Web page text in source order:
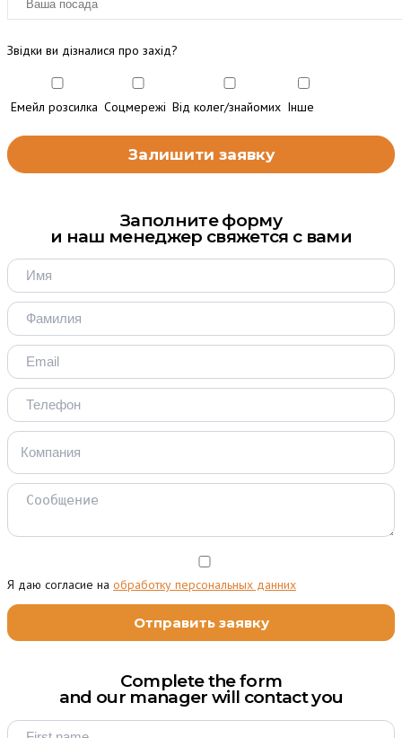
Звідки ви дізналися про захід?
Емейл розсилка Соцмережі Від колег/знайомих Інше
Заполните форму
и наш менеджер свяжется с вами
Я даю согласие на обработку персональных данних
Complete the form
and our manager will contact you